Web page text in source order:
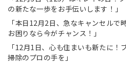
の新たな一歩をお手伝いします！」
「本日12月2日、急なキャンセルで
お困りなら今がチャンス！」
「12月1日、心も住まいも新たに！
掃除のプロの手を」